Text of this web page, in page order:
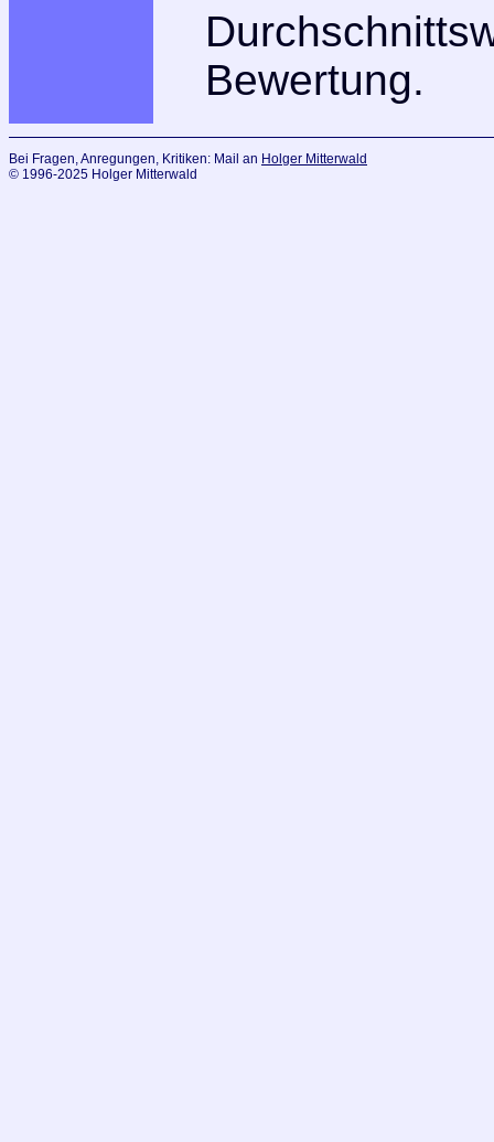
Bewertung.
Bei Fragen, Anregungen, Kritiken: Mail an Holger Mitterwald
© 1996-2025 Holger Mitterwald